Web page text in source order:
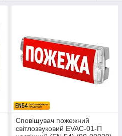
Сповіщувач пожежний
світлозвуковий EVAC-01-П